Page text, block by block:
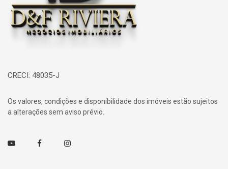
CRECI: 48035-J
Os valores, condições e disponibilidade dos imóveis estão sujeitos
a alterações sem aviso prévio.
Youtube FacebookInstagram